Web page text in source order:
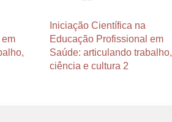
Iniciação Científica na
Educação Profissional em
Saúde: articulando trabalho,
ciência e cultura 2